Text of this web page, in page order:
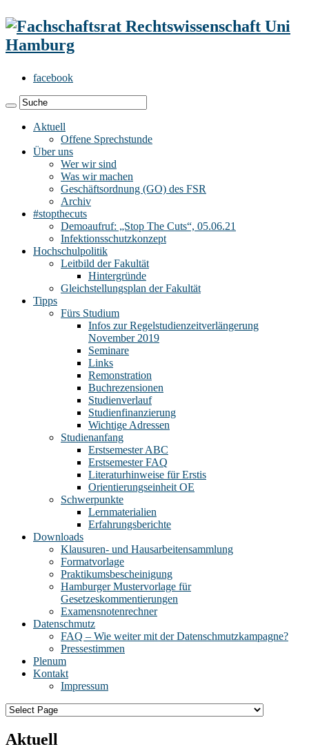
facebook
Aktuell
Offene Sprechstunde
Über uns
Wer wir sind
Was wir machen
Geschäftsordnung (GO) des FSR
Archiv
#stopthecuts
Demoaufruf: „Stop The Cuts“, 05.06.21
Infektionsschutzkonzept
Hochschulpolitik
Leitbild der Fakultät
Hintergründe
Gleichstellungsplan der Fakultät
Tipps
Fürs Studium
Infos zur Regelstudienzeitverlängerung
November 2019
Seminare
Links
Remonstration
Buchrezensionen
Studienverlauf
Studienfinanzierung
Wichtige Adressen
Studienanfang
Erstsemester ABC
Erstsemester FAQ
Literaturhinweise für Erstis
Orientierungseinheit OE
Schwerpunkte
Lernmaterialien
Erfahrungsberichte
Downloads
Klausuren- und Hausarbeitensammlung
Formatvorlage
Praktikumsbescheinigung
Hamburger Mustervorlage für
Gesetzeskommentierungen
Examensnotenrechner
Datenschmutz
FAQ – Wie weiter mit der Datenschmutzkampagne?
Pressestimmen
Plenum
Kontakt
Impressum
Aktuell